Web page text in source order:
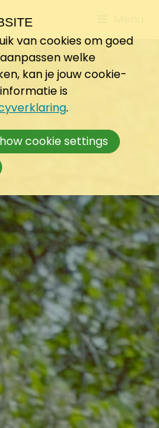
to
van cookies om goed
welke
kan je jouw cookie-
is
.
cookie settings